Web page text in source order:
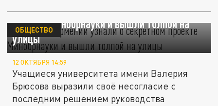
Студенты Армении узнали о секретном
проекте Минобрнауки и вышли толпой на
улицы
ОБЩЕСТВО
12 ОКТЯБРЯ 14:59
Учащиеся университета имени Валерия
Брюсова выразили своё несогласие с
последним решением руководства